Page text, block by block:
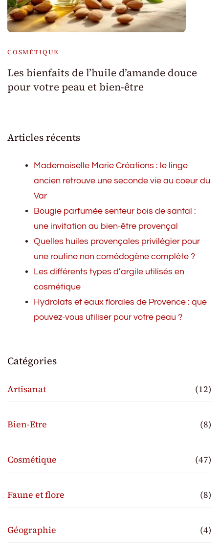
COSMÉTIQUE
Les bienfaits de l’huile d’amande douce
pour votre peau et bien-être
Articles récents
Mademoiselle Marie Créations : le linge
ancien retrouve une seconde vie au coeur du
Var
Bougie parfumée senteur bois de santal :
une invitation au bien-être provençal
Quelles huiles provençales privilégier pour
une routine non comédogène complète ?
Les différents types d’argile utilisés en
cosmétique
Hydrolats et eaux florales de Provence : que
pouvez-vous utiliser pour votre peau ?
Catégories
Artisanat (12)
Bien-Etre (8)
Cosmétique (47)
Faune et flore (8)
Géographie (4)